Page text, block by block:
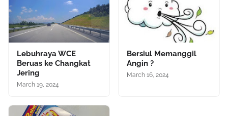
Lebuhraya WCE
Beruas ke Changkat
Jering
March 19, 2024
Bersiul Memanggil
Angin ?
March 16, 2024